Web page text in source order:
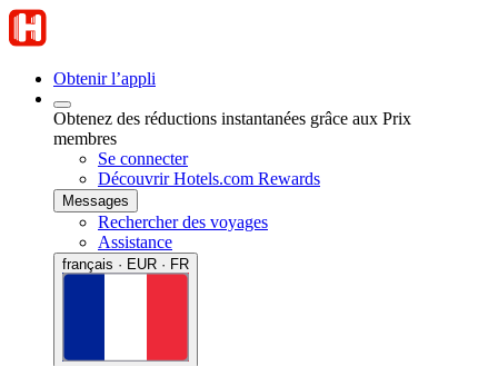
Obtenir l’appli
Obtenez des réductions instantanées grâce aux Prix
membres
Se connecter
Découvrir Hotels.com Rewards
Messages
Rechercher des voyages
Assistance
français · EUR · FR